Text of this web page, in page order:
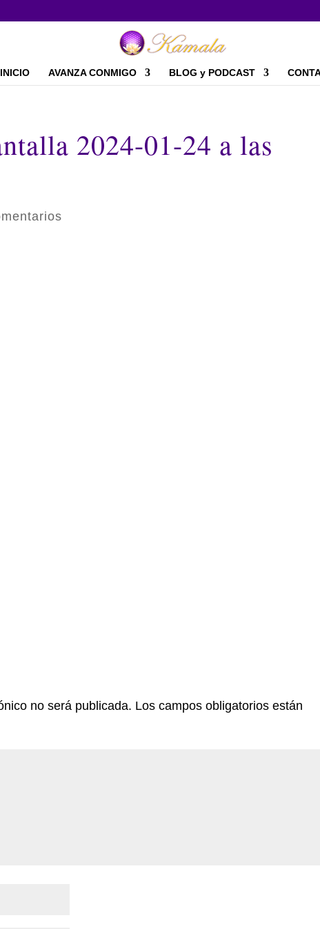
INICIO AVANZA CONMIGO BLOG y PODCAST
2024-01-24 a las
no será publicada. Los campos obligatorios están